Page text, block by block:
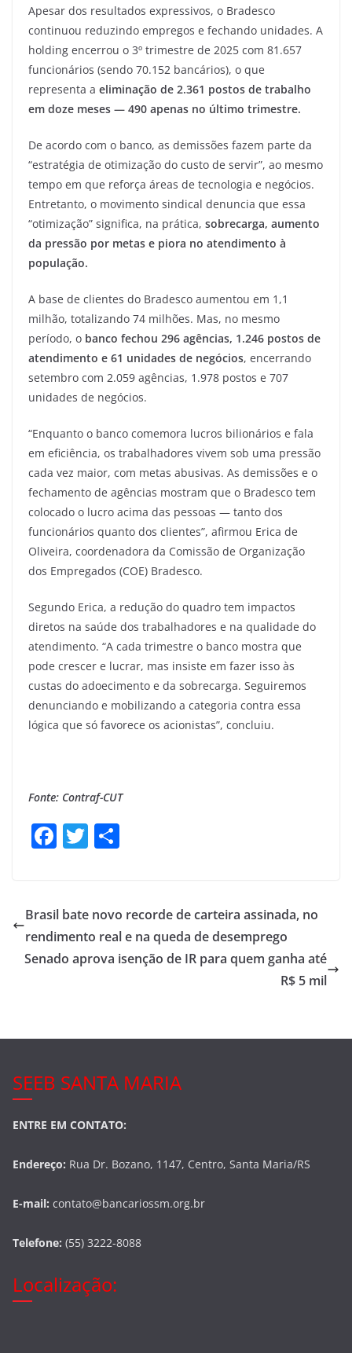
Apesar dos resultados expressivos, o Bradesco
continuou reduzindo empregos e fechando unidades. A
holding encerrou o 3º trimestre de 2025 com 81.657
funcionários (sendo 70.152 bancários), o que
representa a eliminação de 2.361 postos de trabalho
em doze meses — 490 apenas no último trimestre.
De acordo com o banco, as demissões fazem parte da
“estratégia de otimização do custo de servir”, ao mesmo
tempo em que reforça áreas de tecnologia e negócios.
Entretanto, o movimento sindical denuncia que essa
“otimização” significa, na prática, sobrecarga, aumento
da pressão por metas e piora no atendimento à
população.
A base de clientes do Bradesco aumentou em 1,1
milhão, totalizando 74 milhões. Mas, no mesmo
período, o banco fechou 296 agências, 1.246 postos de
atendimento e 61 unidades de negócios, encerrando
setembro com 2.059 agências, 1.978 postos e 707
unidades de negócios.
“Enquanto o banco comemora lucros bilionários e fala
em eficiência, os trabalhadores vivem sob uma pressão
cada vez maior, com metas abusivas. As demissões e o
fechamento de agências mostram que o Bradesco tem
colocado o lucro acima das pessoas — tanto dos
funcionários quanto dos clientes”, afirmou Erica de
Oliveira, coordenadora da Comissão de Organização
dos Empregados (COE) Bradesco.
Segundo Erica, a redução do quadro tem impactos
diretos na saúde dos trabalhadores e na qualidade do
atendimento. “A cada trimestre o banco mostra que
pode crescer e lucrar, mas insiste em fazer isso às
custas do adoecimento e da sobrecarga. Seguiremos
denunciando e mobilizando a categoria contra essa
lógica que só favorece os acionistas”, concluiu.
Fonte: Contraf-CUT
F
e
b
o
T
er e
Brasil bate novo recorde de carteira assinada, no
rendimento real e na queda de desemprego
Senado aprova isenção de IR para quem ganha até
R$ 5 mil
SEEB SANTA MARIA
ENTRE EM CONTATO:
Endereço: Rua Dr. Bozano, 1147, Centro, Santa Maria/RS
E-mail: contato@bancariossm.org.br
Telefone: (55) 3222-8088
Localização: